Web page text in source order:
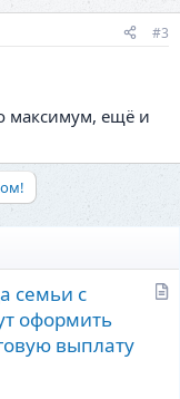
#3
максимум, ещё и
семьи с
оформить
выплату